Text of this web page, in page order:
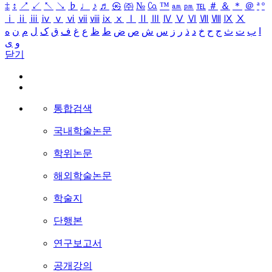
‡ ↕ ↗ ↙ ↖ ↘ ♭ ♩ ♪ ♬ ㉿ ㈜ № ㏇ ™ ㏂ ㏘ ℡ ＃ ＆ ＊ ＠ ª º
ⅰ
ⅱ ⅲ ⅳ ⅴ ⅵ ⅶ ⅷ ⅸ ⅹ Ⅳ Ⅴ Ⅵ Ⅶ Ⅷ Ⅸ Ⅹ
ب ت ث ج ح خ د ذ ر ز س ش ص ض ط ظ ع غ ف ق ک ل م ن ه
و ی
닫기
통합검색
국내학술논문
학위논문
해외학술논문
학술지
단행본
연구보고서
공개강의